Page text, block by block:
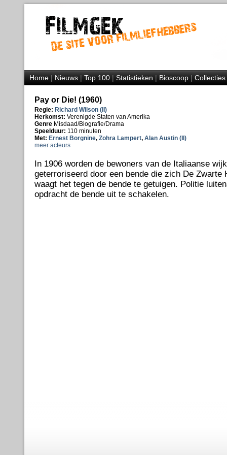
Home|Nieuws|Top 100|Statistieken|Bioscoop|Collecties
Pay or Die! (1960)
Regie: Richard Wilson (II)
Herkomst: Verenigde Staten van Amerika
Genre Misdaad/Biografie/Drama
Speelduur: 110 minuten
Met: Ernest Borgnine, Zohra Lampert, Alan Austin (II)
meer acteurs
In 1906 worden de bewoners van de Italiaanse
geterroriseerd door een bende die zich De Zwarte
waagt het tegen de bende te getuigen. Politie
opdracht de bende uit te schakelen.